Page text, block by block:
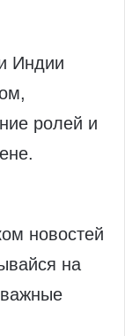
Индии
ролей и
новостей
на